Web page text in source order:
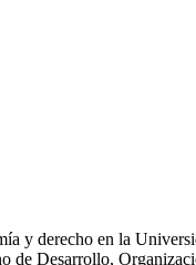
y derecho en la
Desarrollo,